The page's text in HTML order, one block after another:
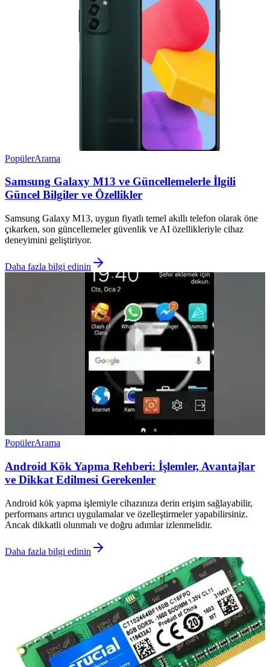
PopülerArama
Samsung Galaxy M13 ve Güncellemelerle İlgili
Güncel Bilgiler ve Özellikler
Samsung Galaxy M13, uygun fiyatlı temel akıllı telefon olarak öne
çıkarken, son güncellemeler güvenlik ve AI özellikleriyle cihaz
deneyimini geliştiriyor.
Daha fazla bilgi edinin
PopülerArama
Android Kök Yapma Rehberi: İşlemler, Avantajlar
ve Dikkat Edilmesi Gerekenler
Android kök yapma işlemiyle cihazınıza derin erişim sağlayabilir,
performans artırıcı uygulamalar ve özelleştirmeler yapabilirsiniz.
Ancak dikkatli olunmalı ve doğru adımlar izlenmelidir.
Daha fazla bilgi edinin